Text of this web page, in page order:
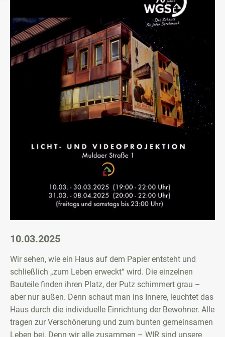
10.03.2025
Wir sehen, wie ein Haus auf dem Papier entsteht und
schließlich „zum Leben erweckt“ wird. Die einzelnen
Bauteile finden ihren Platz, der Putz schimmert grau –
aber nur außen. Denn schaut man ins Innere, leuchtet das
Haus durch die individuelle Einrichtung der Bewohner. Alle
tragen zur Verschönerung und zum bunten gemeinsamen
Leben bei. Denn wir alle zusammen – WIR sind unsere